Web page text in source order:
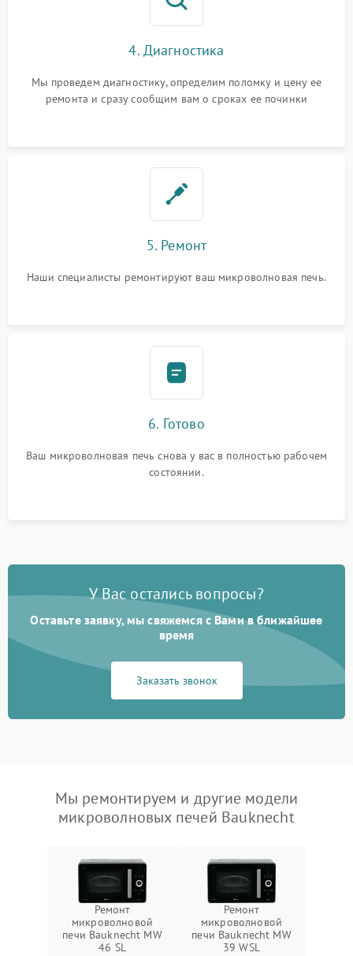
4. Диагностика
Мы проведем диагностику, определим поломку и цену ее
ремонта и сразу сообщим вам о сроках ее починки
5. Ремонт
Наши специалисты ремонтируют ваш микроволновая печь.
6. Готово
Ваш микроволновая печь снова у вас в полностью рабочем
состоянии.
У Вас остались вопросы?
Оставьте заявку, мы свяжемся с Вами в ближайшее
время
Заказать звонок
Мы ремонтируем и другие модели
микроволновых печей Bauknecht
Ремонт
микроволновой
печи Bauknecht MW
46 SL
Ремонт
микроволновой
печи Bauknecht MW
39 WSL